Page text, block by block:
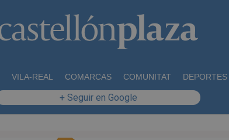
VILA-REAL COMARCAS COMUNITAT DEPORTES
+ Seguir en Google